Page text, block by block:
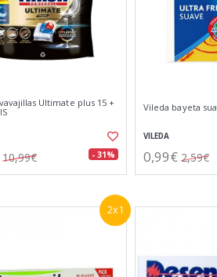
Ultimate plus 15 +
10,99€ - 31%
Vileda bayeta
VILEDA
0,99€ 2,59€
2x1